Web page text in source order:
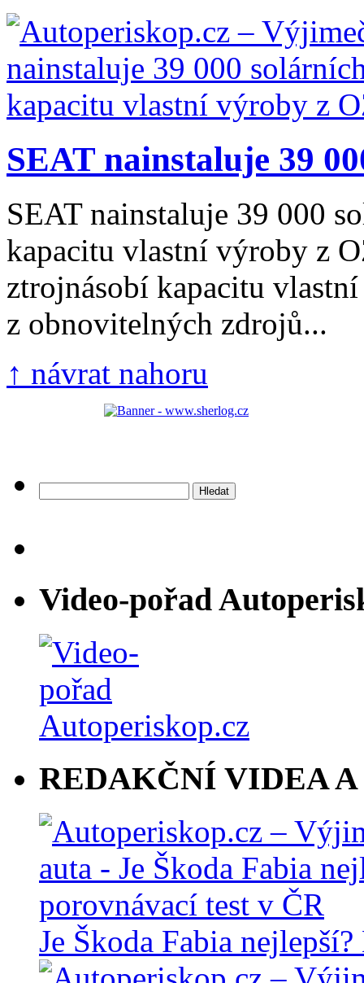
SEAT nainstaluje 39
SEAT nainstaluje 39 000
kapacitu vlastní výroby z
ztrojnásobí kapacitu
z obnovitelných zdrojů...
↑ návrat nahoru
Video-pořad
REDAKČNÍ VIDEA A
Je Škoda Fabia